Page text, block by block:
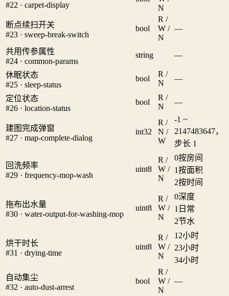
#22 · carpet-display
N
断点续扫开关
#23 · sweep-break-switch
bool
R /
W /
N
—
共用传参属性
#24 · common-params
string —
休眠状态
#25 · sleep-status
bool
R /
N
—
定位状态
#26 · location-status
bool
R /
N
—
建图完成弹窗
#27 · map-complete-dialog
int32
R /
N /
W
-1 ~
2147483647，
步长 1
回洗频率
#29 · frequency-mop-wash
uint8
R /
W /
N
0按房间
1按面积
2按时间
拖布出水量
#30 · water-output-for-washing-mop
uint8
R /
W /
N
0深度
1 日常
2节水
烘干时长
#31 · drying-time
uint8
R /
W /
N
1 2小时
23小时
34小时
自动集尘
#32 · auto-dust-arrest
bool
R /
W /
N
—